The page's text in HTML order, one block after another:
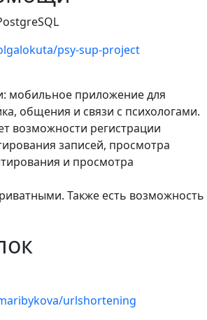
psy-sup-project
мобильное приложение для
общения и связи с психологами.
возможности регистрации
записей, просмотра
и просмотра
Также есть возможность
urlshortening